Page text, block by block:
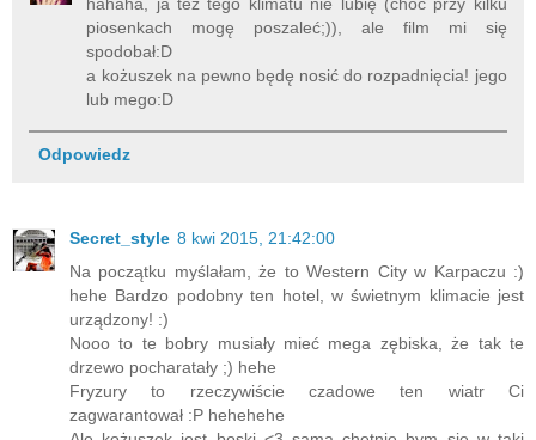
hahaha, ja też tego klimatu nie lubię (choć przy kilku
piosenkach mogę poszaleć;)), ale film mi się
spodobał:D
a kożuszek na pewno będę nosić do rozpadnięcia! jego
lub mego:D
Odpowiedz
Secret_style 8 kwi 2015, 21:42:00
Na początku myślałam, że to Western City w Karpaczu :)
hehe Bardzo podobny ten hotel, w świetnym klimacie jest
urządzony! :)
Nooo to te bobry musiały mieć mega zębiska, że tak te
drzewo pocharatały ;) hehe
Fryzury to rzeczywiście czadowe ten wiatr Ci
zagwarantował :P hehehehe